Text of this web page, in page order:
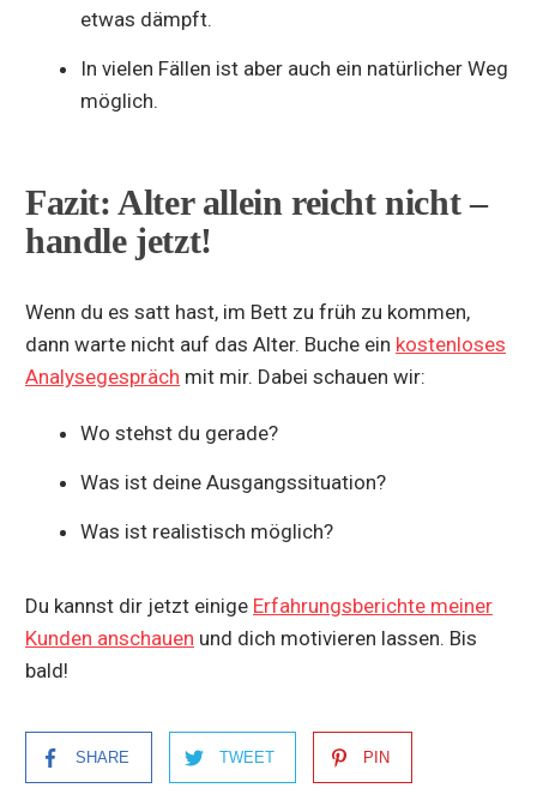
etwas dämpft.
In vielen Fällen ist aber auch ein natürlicher Weg
möglich.
Fazit: Alter allein reicht nicht –
handle jetzt!
Wenn du es satt hast, im Bett zu früh zu kommen,
dann warte nicht auf das Alter. Buche ein kostenloses
Analysegespräch mit mir. Dabei schauen wir:
Wo stehst du gerade?
Was ist deine Ausgangssituation?
Was ist realistisch möglich?
Du kannst dir jetzt einige Erfahrungsberichte meiner
Kunden anschauen und dich motivieren lassen. Bis
bald!
SHARE TWEET PIN